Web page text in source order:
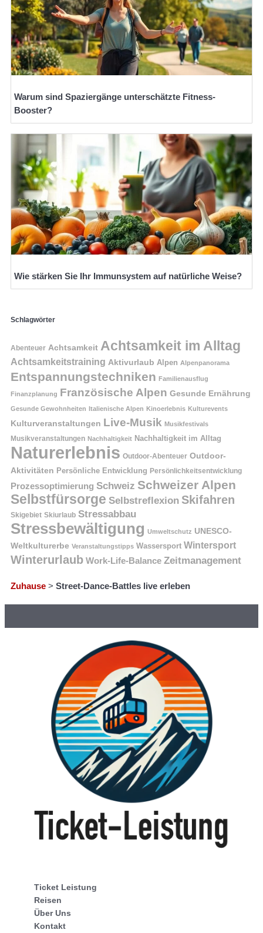
Warum sind Spaziergänge unterschätzte Fitness-
Booster?
Wie stärken Sie Ihr Immunsystem auf natürliche Weise?
Schlagwörter
Abenteuer Achtsamkeit Achtsamkeit im Alltag
Achtsamkeitstraining Aktivurlaub Alpen Alpenpanorama
Entspannungstechniken Familienausflug
Finanzplanung Französische Alpen Gesunde Ernährung
Gesunde Gewohnheiten Italienische Alpen Kinoerlebnis Kulturevents
Kulturveranstaltungen Live-Musik Musikfestivals
Musikveranstaltungen Nachhaltigkeit Nachhaltigkeit im Alltag
Naturerlebnis Outdoor-Abenteuer Outdoor-
Aktivitäten Persönliche Entwicklung Persönlichkeitsentwicklung
Prozessoptimierung Schweiz Schweizer Alpen
Selbstfürsorge Selbstreflexion Skifahren
Skigebiet Skiurlaub Stressabbau
Stressbewältigung Umweltschutz UNESCO-
Weltkulturerbe Veranstaltungstipps Wassersport Wintersport
Winterurlaub Work-Life-Balance Zeitmanagement
Zuhause > Street-Dance-Battles live erleben
Ticket Leistung
Reisen
Über Uns
Kontakt